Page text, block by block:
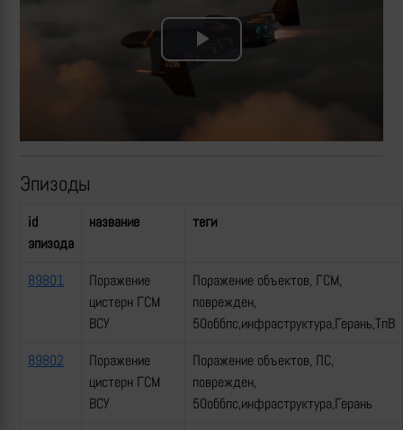
Play
Video
Эпизоды
id
эпизода
название теги
89801
Поражение
цистерн ГСМ
ВСУ
Поражение объектов, ГСМ,
поврежден,
50оббпс,инфраструктура,Герань,ТпВ
89802
Поражение
цистерн ГСМ
ВСУ
Поражение объектов, ПС,
поврежден,
50оббпс,инфраструктура,Герань